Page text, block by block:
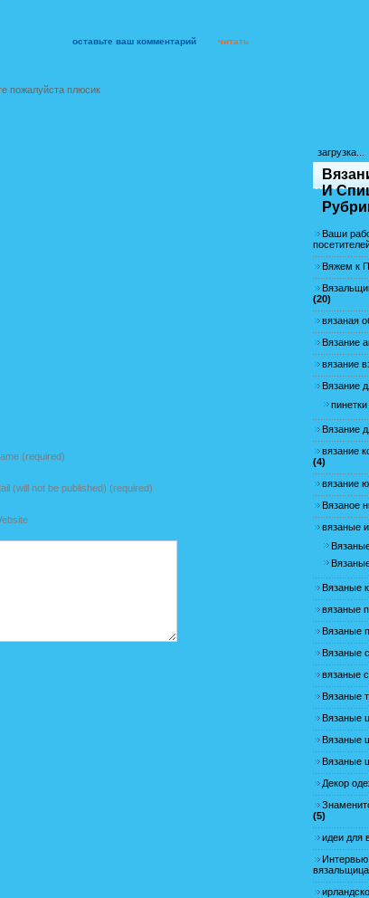
оставьте ваш комментарий читать
пожалуйста плюсик
(required)
(will not be published) (required)
загрузка...
И
Ваши
Вяжем к
(20)
вязаная
Вязание
вязание
Вязание
пинетки
Вязание
вязание
(4)
вязание
Вязаное
вязаные
Вязаные
вязаные
Вязаные
Вязаные
вязаные
Вязаные
Вязаные
Вязаные
Вязаные
Декор
(5)
идеи для